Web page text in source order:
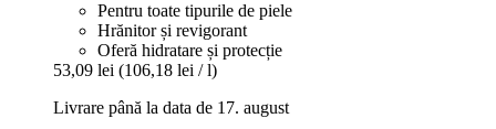
Pentru toate tipurile de piele
Hrănitor și revigorant
Oferă hidratare și protecție
53,09 lei (106,18 lei / l)
Livrare până la data de 17. august